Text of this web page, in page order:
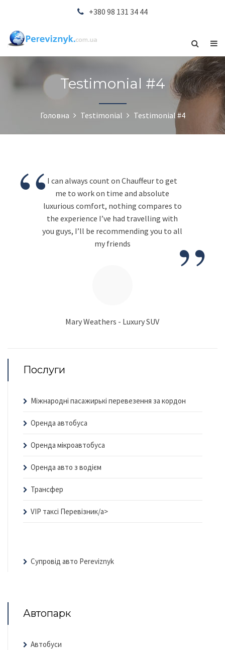
+380 98 131 34 44
Testimonial #4
Головна Testimonial Testimonial #4
“I can always count on Chauffeur to get
me to work on time and absolute
luxurious comfort, nothing compares to
the experience I’ve had travelling with
you guys, I’ll be recommending you to all
my friends
”
Mary Weathers - Luxury SUV
Послуги
Міжнародні пасажирькі перевезення за кордон
Оренда автобуса
Оренда мікроавтобуса
Оренда авто з водієм
Трансфер
VIP таксі Перевізник/a>
Супровід авто Pereviznyk
Автопарк
Автобуси